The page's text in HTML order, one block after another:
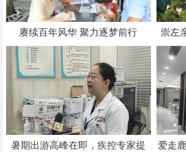
赓续百年风华 聚力逐梦前行
崇左
户
暑期出游高峰在即，疾控专家提
爱走